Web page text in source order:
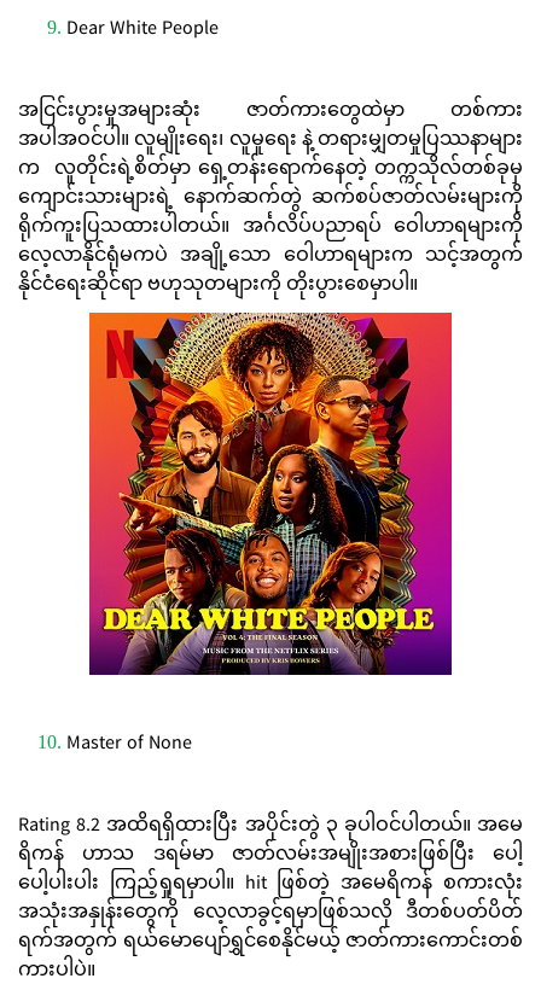
Dear White People
အငြင်းပွားမှုအများဆုံး ဇာတ်ကားတွေထဲမှာ တစ်ကား
အပါအဝင်ပါ။ လူမျိုးရေး၊ လူမှုရေး နဲ့ တရားမျှတမှုပြဿနာများ
က လူတိုင်းရဲ့စိတ်မှာ ရှေ့တန်းရောက်နေတဲ့ တက္ကသိုလ်တစ်ခုမှ
ကျောင်းသားများရဲ့ နောက်ဆက်တွဲ ဆက်စပ်ဇာတ်လမ်းများကို
ရိုက်ကူးပြသထားပါတယ်။ အင်္ဂလိပ်ပညာရပ် ဝေါဟာရများကို
လေ့လာနိုင်ရုံမကပဲ အချို့သော ဝေါဟာရများက သင့်အတွက်
နိုင်ငံရေးဆိုင်ရာ ဗဟုသုတများကို တိုးပွားစေမှာပါ။
Master of None
Rating 8.2 အထိရရှိထားပြီး အပိုင်းတွဲ ၃ ခုပါဝင်ပါတယ်။ အမေ
ရိကန် ဟာသ ဒရမ်မာ ဇာတ်လမ်းအမျိုးအစားဖြစ်ပြီး ပေါ့
ပေါ့ပါးပါး ကြည့်ရှုရမှာပါ။ hit ဖြစ်တဲ့ အမေရိကန် စကားလုံး
အသုံးအနှုန်းတွေကို လေ့လာခွင့်ရမှာဖြစ်သလို ဒီတစ်ပတ်ပိတ်
ရက်အတွက် ရယ်မောပျော်ရွှင်စေနိုင်မယ့် ဇာတ်ကားကောင်းတစ်
ကားပါပဲ။